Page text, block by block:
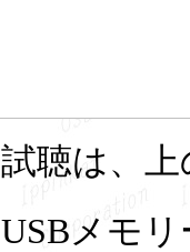
試聴は、
USBメモ